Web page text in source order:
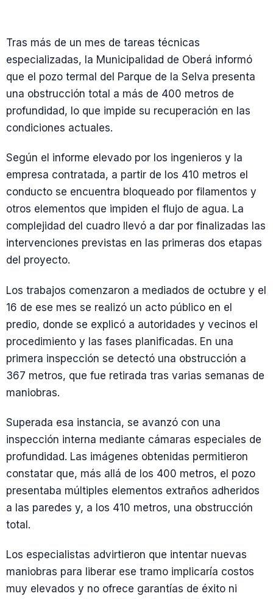
Tras más de un mes de tareas técnicas
especializadas, la Municipalidad de Oberá informó
que el pozo termal del Parque de la Selva presenta
una obstrucción total a más de 400 metros de
profundidad, lo que impide su recuperación en las
condiciones actuales.
Según el informe elevado por los ingenieros y la
empresa contratada, a partir de los 410 metros el
conducto se encuentra bloqueado por filamentos y
otros elementos que impiden el flujo de agua. La
complejidad del cuadro llevó a dar por finalizadas las
intervenciones previstas en las primeras dos etapas
del proyecto.
Los trabajos comenzaron a mediados de octubre y el
16 de ese mes se realizó un acto público en el
predio, donde se explicó a autoridades y vecinos el
procedimiento y las fases planificadas. En una
primera inspección se detectó una obstrucción a
367 metros, que fue retirada tras varias semanas de
maniobras.
Superada esa instancia, se avanzó con una
inspección interna mediante cámaras especiales de
profundidad. Las imágenes obtenidas permitieron
constatar que, más allá de los 400 metros, el pozo
presentaba múltiples elementos extraños adheridos
a las paredes y, a los 410 metros, una obstrucción
total.
Los especialistas advirtieron que intentar nuevas
maniobras para liberar ese tramo implicaría costos
muy elevados y no ofrece garantías de éxito ni